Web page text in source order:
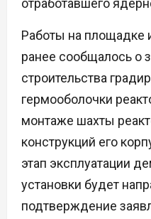
отработавшего
Работы на площадке
ранее сообщалось о
строительства
гермооболочки
монтаже шахты
конструкций его
этап эксплуатации
установки будет
подтверждение